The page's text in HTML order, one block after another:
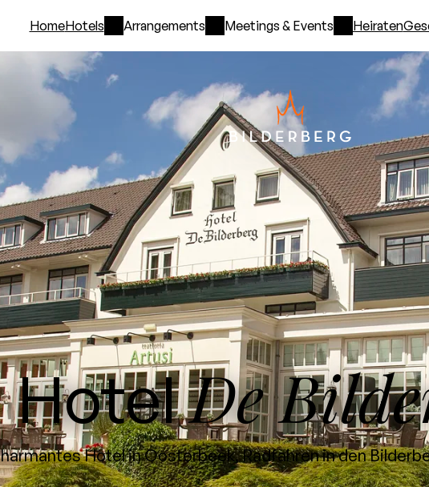
HomeHotels Arrangements Meetings & Events Heiraten
HotelDe
Hotel in Oosterbeek, Radfahren in den